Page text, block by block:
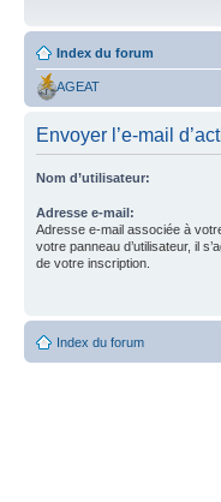
Index du forum
AGEAT
Envoyer l’e-mail
Nom d’utilisateur:
Adresse e-mail:
Adresse e-mail associée à
votre panneau d’utilisateur, il
de votre inscription.
Index du forum